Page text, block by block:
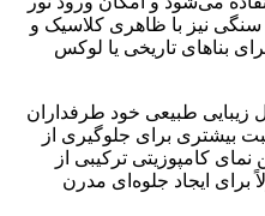
سنگی نیز با ظاهری کلاسیک و
بناهای تاریخی یا لوکس
زیبایی طبیعی خود طرفداران
بیشتری برای جلوگیری از
کامپوزیتی ترکیبی از
ایجاد جلوه‌ای مدرن